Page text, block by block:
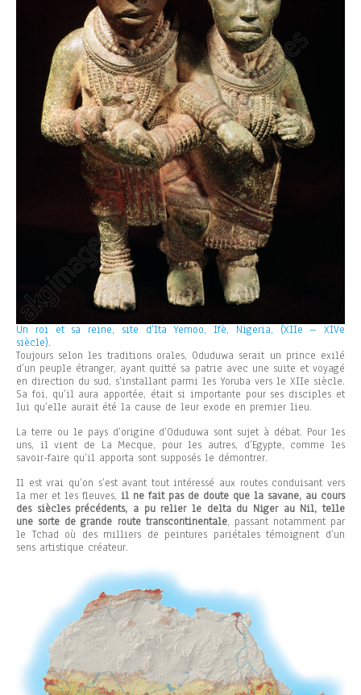
Un roi et sa reine, site d’Ita Yemoo, Ifè, Nigeria, (XIIe – XIVe
siècle).
Toujours selon les traditions orales, Oduduwa serait un prince exilé
d’un peuple étranger, ayant quitté sa patrie avec une suite et voyagé
en direction du sud, s’installant parmi les Yoruba vers le XIIe siècle.
Sa foi, qu’il aura apportée, était si importante pour ses disciples et
lui qu’elle aurait été la cause de leur exode en premier lieu.
La terre ou le pays d’origine d’Oduduwa sont sujet à débat. Pour les
uns, il vient de La Mecque, pour les autres, d’Egypte, comme les
savoir-faire qu’il apporta sont supposés le démontrer.
Il est vrai qu’on s’est avant tout intéressé aux routes conduisant vers
la mer et les fleuves, il ne fait pas de doute que la savane, au cours
des siècles précédents, a pu relier le delta du Niger au Nil, telle
une sorte de grande route transcontinentale, passant notamment par
le Tchad où des milliers de peintures pariétales témoignent d’un
sens artistique créateur.